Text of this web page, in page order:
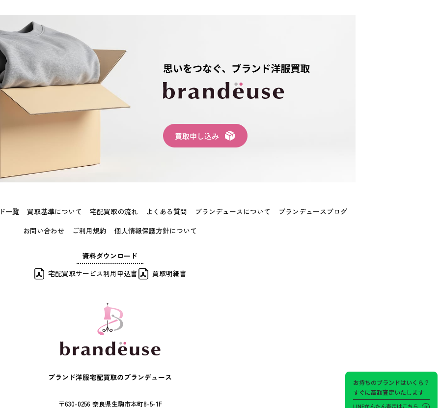
お持ちのブランドはいくら？
すぐに高額査定いたします
LINEかんたん査定はこちら
一覧 買取基準について 宅配買取の流れ よくある質問 ブランデュースについて
ブランデュースブログ
お問い合わせ
ご利用規約 個人情報保護方針について
資料ダウンロード
宅配買取サービス利用申込書
買取明細書
ブランド洋服宅配買取のブランデュース
〒630-0256 奈良県生駒市本町8-5-1F